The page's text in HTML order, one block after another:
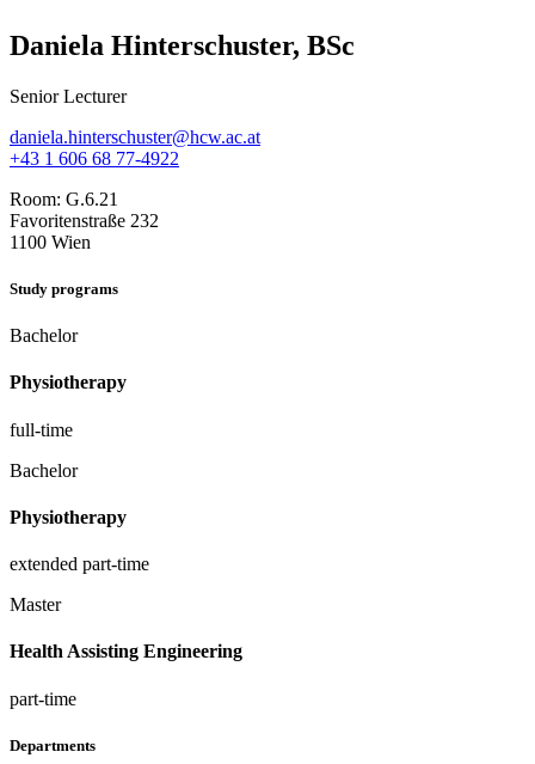
Daniela Hinterschuster, BSc
Senior Lecturer
daniela.hinterschuster@hcw.ac.at
+43 1 606 68 77-4922
Room: G.6.21
Favoritenstraße 232
1100 Wien
Study programs
Bachelor
Physiotherapy
full-time
Bachelor
Physiotherapy
extended part-time
Master
Health Assisting Engineering
part-time
Departments